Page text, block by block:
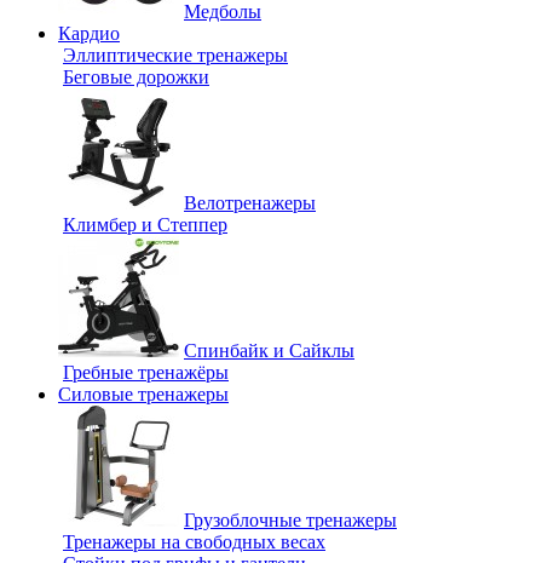
Медболы
Кардио
Эллиптические тренажеры
Беговые дорожки
Велотренажеры
Климбер и Степпер
Спинбайк и Сайклы
Гребные тренажёры
Силовые тренажеры
Грузоблочные тренажеры
Тренажеры на свободных весах